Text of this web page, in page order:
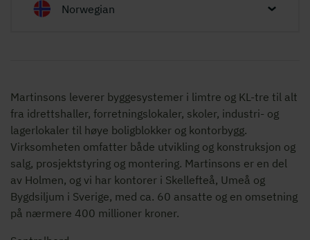
Norwegian
Martinsons leverer byggesystemer i limtre og KL-tre til alt
fra idrettshaller, forretningslokaler, skoler, industri- og
lagerlokaler til høye boligblokker og kontorbygg.
Virksomheten omfatter både utvikling og konstruksjon og
salg, prosjektstyring og montering. Martinsons er en del
av Holmen, og vi har kontorer i Skellefteå, Umeå og
Bygdsiljum i Sverige, med ca. 60 ansatte og en omsetning
på nærmere 400 millioner kroner.